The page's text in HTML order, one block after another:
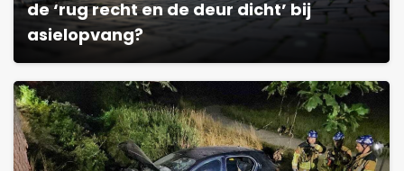
de ‘rug recht en de deur dicht’ bij
asielopvang?